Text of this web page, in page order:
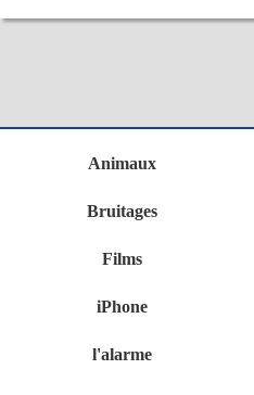
Animaux
Bruitages
Films
iPhone
l'alarme